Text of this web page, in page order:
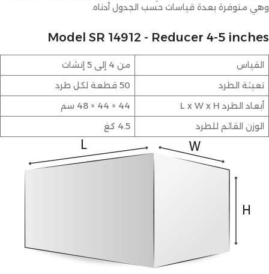
وهي متوفرة بعدة قياسات حسب الجدول أدناه.
Model SR 14912 - Reducer 4-5 inches
القياس
من 4 إلى 5 إنشات
تعبئة الطرد
50 قطعة لكل طرد
أبعاد الطرد L x W x H
44 × 44 × 48 سم
الوزن القائم للطرد
4.5 كغ